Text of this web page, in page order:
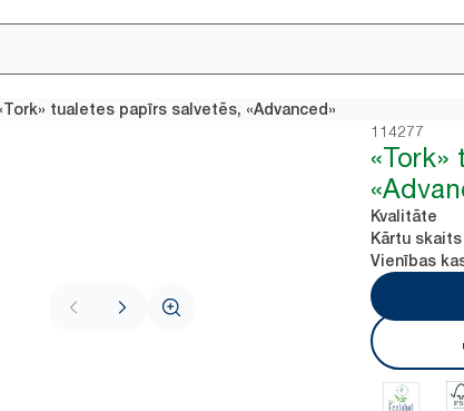
tualetes papīrs salvetēs, «Advanced»
114277
«Tork»
Kvalitāte
Kārtu skaits
Vienības